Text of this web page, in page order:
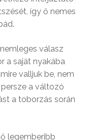
így ő nemes
válasz
a saját nyakába
valljuk be, nem
persze a változó
a toborzás során
legemberibb